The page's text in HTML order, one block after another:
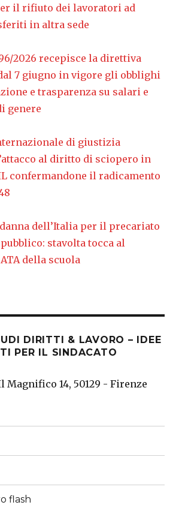
il rifiuto dei lavoratori ad
in altra sede
2026 recepisce la direttiva
7 giugno in vigore gli obblighi
e trasparenza su salari e
genere
di giustizia
al diritto di sciopero in
confermandone il radicamento
dell’Italia per il precariato
stavolta tocca al
della scuola
DIRITTI & LAVORO – IDEE
PER IL SINDACATO
Magnifico 14, 50129 - Firenze
flash